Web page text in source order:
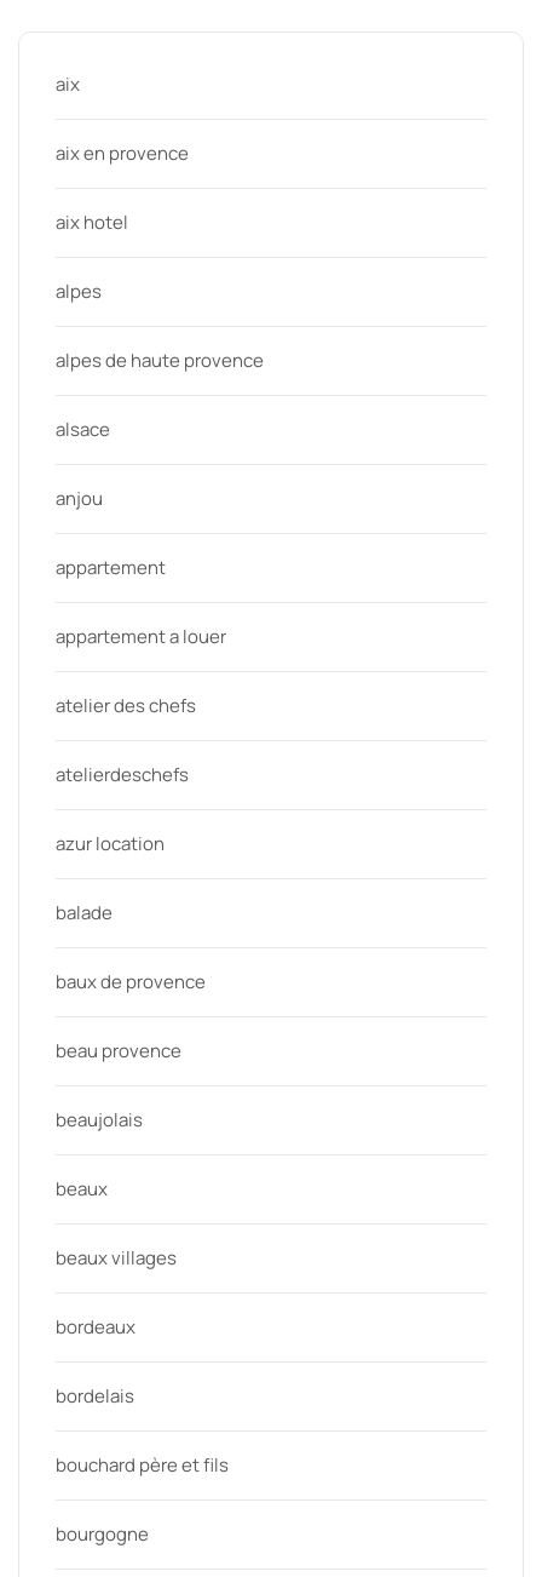
aix
aix en provence
aix hotel
alpes
alpes de haute provence
alsace
anjou
appartement
appartement a louer
atelier des chefs
atelierdeschefs
azur location
balade
baux de provence
beau provence
beaujolais
beaux
beaux villages
bordeaux
bordelais
bouchard père et fils
bourgogne